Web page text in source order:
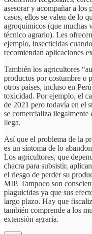
asesorar y acompañar a los
casos, ellos se valen de lo
agroquímicos (que muchas
técnico agrario). Les
ejemplo, insecticidas
recomiendan aplicaciones
También los agricultores
productos por costumbre o
otros países, incluso en
toxicidad. Por ejemplo, el
de 2021 pero todavía en el
se comercializa
llega.
Así que el problema de la
es un síntoma de lo
Los agricultores, que
chacra para subsistir,
el riesgo de perder su
MIP. Tampoco son
plaguicidas ya que sus
largo plazo. Hay que
también comprende a los
extensión agraria.